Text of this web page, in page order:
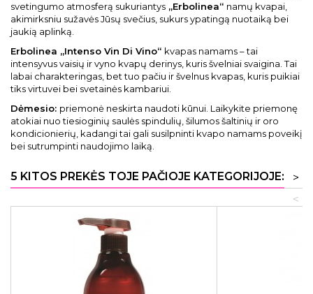
svetingumo atmosferą sukuriantys „Erbolinea“ namų kvapai,
akimirksniu sužavės Jūsų svečius, sukurs ypatingą nuotaiką bei
jaukią aplinką.
Erbolinea „Intenso Vin Di Vino“ kvapas namams – tai
intensyvus vaisių ir vyno kvapų derinys, kuris švelniai svaigina. Tai
labai charakteringas, bet tuo pačiu ir švelnus kvapas, kuris puikiai
tiks virtuvei bei svetainės kambariui.
Dėmesio: priemonė neskirta naudoti kūnui. Laikykite priemonę
atokiai nuo tiesioginių saulės spindulių, šilumos šaltinių ir oro
kondicionierių, kadangi tai gali susilpninti kvapo namams poveikį
bei sutrumpinti naudojimo laiką.
5 KITOS PREKĖS TOJE PAČIOJE KATEGORIJOJE:
>
<